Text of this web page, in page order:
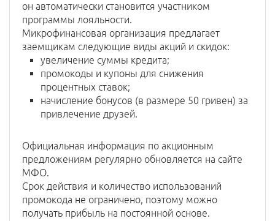
он автоматически становится участником
программы лояльности.
Микрофинансовая организация предлагает
заемщикам следующие виды акций и скидок:
увеличение суммы кредита;
промокоды и купоны для снижения
процентных ставок;
начисление бонусов (в размере 50 гривен) за
привлечение друзей.
Официальная информация по акционным
предложениям регулярно обновляется на сайте
МФО.
Срок действия и количество использований
промокода не ограничено, поэтому можно
получать прибыль на постоянной основе.